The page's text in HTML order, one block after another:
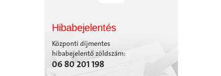
Hibabejelentés
Központi díjmentes
hibabejelentő zöldszám:
06 80 201 198